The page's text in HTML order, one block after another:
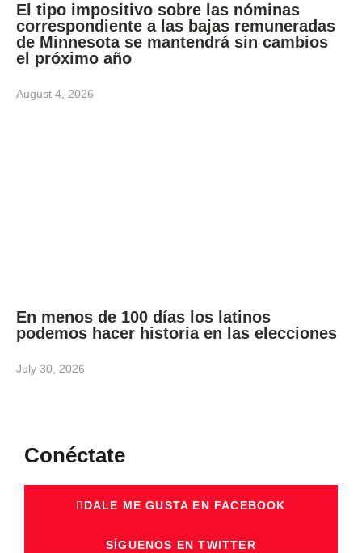
El tipo impositivo sobre las nóminas
correspondiente a las bajas remuneradas
de Minnesota se mantendrá sin cambios
el próximo año
August 4, 2026
En menos de 100 días los latinos
podemos hacer historia en las elecciones
July 30, 2026
Conéctate
DALE ME GUSTA EN FACEBOOK
SÍGUENOS EN TWITTER